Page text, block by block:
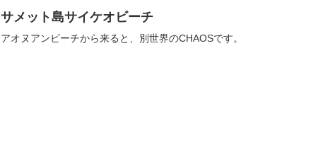
サメット島サイケオビーチ
アオヌアンビーチから来ると、別世界のCHAOSです。